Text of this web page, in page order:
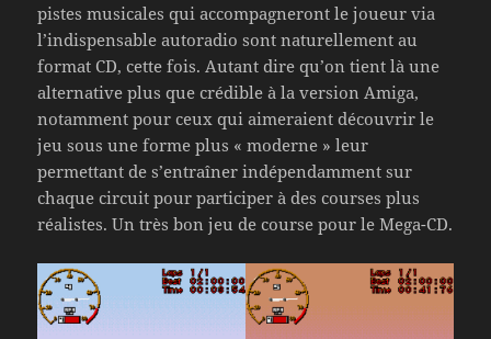
pistes musicales qui accompagneront le joueur via
l’indispensable autoradio sont naturellement au
format CD, cette fois. Autant dire qu’on tient là une
alternative plus que crédible à la version Amiga,
notamment pour ceux qui aimeraient découvrir le
jeu sous une forme plus « moderne » leur
permettant de s’entraîner indépendamment sur
chaque circuit pour participer à des courses plus
réalistes. Un très bon jeu de course pour le Mega-CD.